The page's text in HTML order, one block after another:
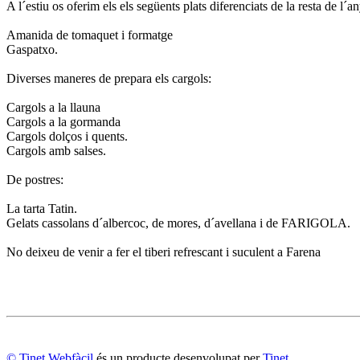
A l´estiu os oferim els els següents plats diferenciats de la resta de
Amanida de tomaquet i formatge
Gaspatxo.
Diverses maneres de prepara els cargols:
Cargols a la llauna
Cargols a la gormanda
Cargols dolços i quents.
Cargols amb salses.
De postres:
La tarta Tatin.
Gelats cassolans d´albercoc, de mores, d´avellana i de FARIGOLA.
No deixeu de venir a fer el tiberi refrescant i suculent a Farena